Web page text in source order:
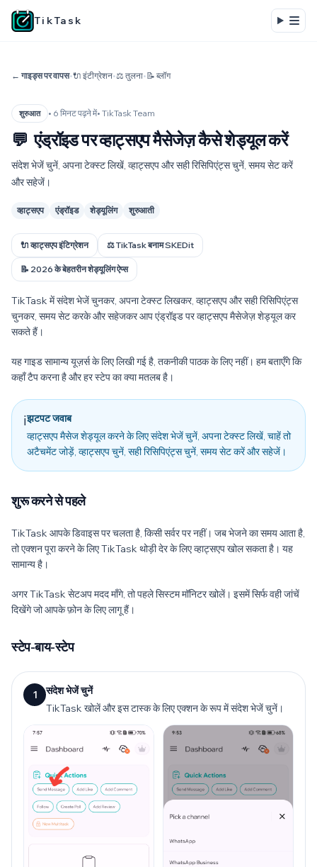
TikTask
← गाइड्स पर वापस•🔌 इंटीग्रेशन•⚖️ तुलना•📝 ब्लॉग
शुरुआत • 6 मिनट पढ़ने में• TikTask Team
💬 एंड्रॉइड पर व्हाट्सएप मैसेजेज़ कैसे शेड्यूल करें
संदेश भेजें चुनें, अपना टेक्स्ट लिखें, व्हाट्सएप और सही रिसिपिएंट्स चुनें, समय सेट करें
और सहेजें।
व्हाट्सएप एंड्रॉइड शेड्यूलिंग शुरुआती
🔌 व्हाट्सएप इंटिग्रेशन ⚖️ TikTask बनाम SKEDit
📝 2026 के बेहतरीन शेड्यूलिंग ऐप्स
TikTask में संदेश भेजें चुनकर, अपना टेक्स्ट लिखकर, व्हाट्सएप और सही रिसिपिएंट्स
चुनकर, समय सेट करके और सहेजकर आप एंड्रॉइड पर व्हाट्सएप मैसेजेज़ शेड्यूल कर
सकते हैं।
यह गाइड सामान्य यूज़र्स के लिए लिखी गई है, तकनीकी पाठक के लिए नहीं। हम बताएँगे कि
कहाँ टैप करना है और हर स्टेप का क्या मतलब है।
ℹ️झटपट जवाब
व्हाट्सएप मैसेज शेड्यूल करने के लिए संदेश भेजें चुनें, अपना टेक्स्ट लिखें, चाहें तो
अटैचमेंट जोड़ें, व्हाट्सएप चुनें, सही रिसिपिएंट्स चुनें, समय सेट करें और सहेजें।
शुरू करने से पहले
TikTask आपके डिवाइस पर चलता है, किसी सर्वर पर नहीं। जब भेजने का समय आता है,
तो एक्शन पूरा करने के लिए TikTask थोड़ी देर के लिए व्हाट्सएप खोल सकता है। यह
सामान्य है।
अगर TikTask सेटअप मदद माँगे, तो पहले सिस्टम मॉनिटर खोलें। इसमें सिर्फ वही जांचें
दिखेंगे जो आपके फ़ोन के लिए लागू हैं।
स्टेप-बाय-स्टेप
1
संदेश भेजें चुनें
TikTask खोलें और इस टास्क के लिए एक्शन के रूप में संदेश भेजें चुनें।